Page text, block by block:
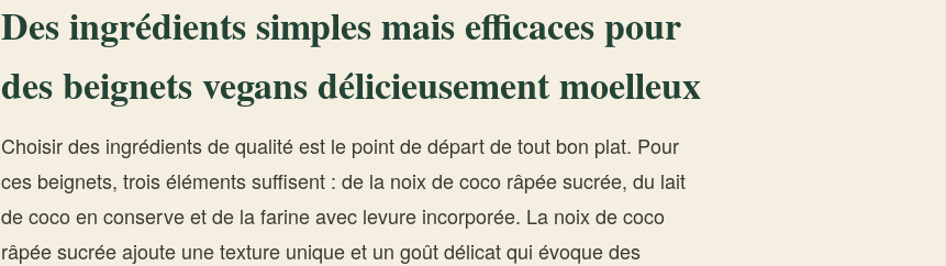
Des ingrédients simples mais efficaces pour
des beignets vegans délicieusement moelleux
Choisir des ingrédients de qualité est le point de départ de tout bon plat. Pour
ces beignets, trois éléments suffisent : de la noix de coco râpée sucrée, du lait
de coco en conserve et de la farine avec levure incorporée. La noix de coco
râpée sucrée ajoute une texture unique et un goût délicat qui évoque des